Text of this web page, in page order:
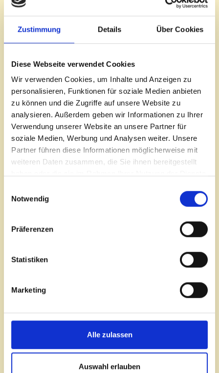
Zustimmung Details Über Cookies
Diese Webseite verwendet Cookies
Wir verwenden Cookies, um Inhalte und Anzeigen zu
personalisieren, Funktionen für soziale Medien anbieten
zu können und die Zugriffe auf unsere Website zu
analysieren. Außerdem geben wir Informationen zu Ihrer
Verwendung unserer Website an unsere Partner für
soziale Medien, Werbung und Analysen weiter. Unsere
Partner führen diese Informationen möglicherweise mit
weiteren Daten zusammen, die Sie ihnen bereitgestellt
Notwendig
Präferenzen
Statistiken
Marketing
Alle zulassen
Auswahl erlauben
Termin vereinbaren